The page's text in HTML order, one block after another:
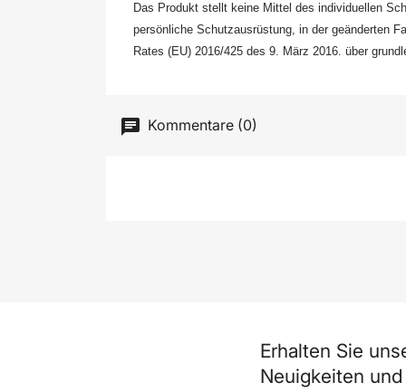
Das Produkt stellt keine Mittel des individuellen
persönliche Schutzausrüstung, in der geänderten
Rates (EU) 2016/425 des 9. März 2016. über
Kommentare (0)
Erhalten Sie
Neuigkeiten und